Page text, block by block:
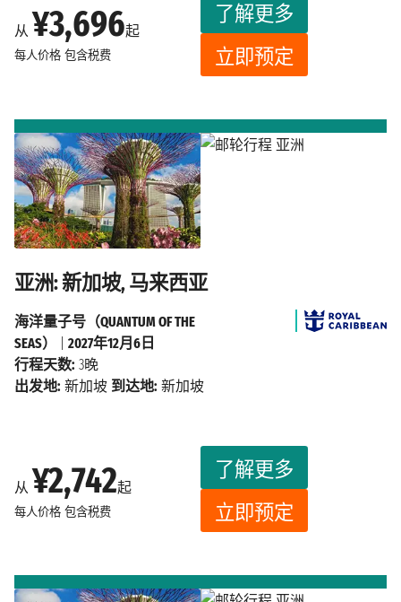
从 ¥3,696起
每人价格 包含税费
了解更多
立即预定
亚洲: 新加坡, 马来西亚
从 ¥2,742起
每人价格 包含税费
了解更多
立即预定
海洋量子号（QUANTUM OF THE
SEAS）
2027年12月6日
行程天数: 3晚
出发地: 新加坡 到达地: 新加坡